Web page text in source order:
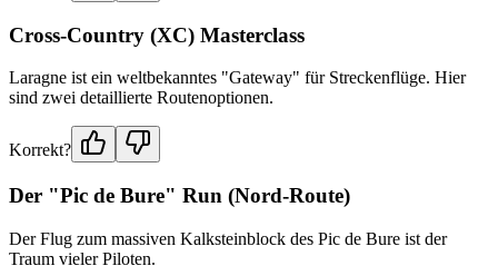
Cross-Country (XC) Masterclass
Laragne ist ein weltbekanntes "Gateway" für Streckenflüge. Hier
sind zwei detaillierte Routenoptionen.
Korrekt?
Der "Pic de Bure" Run (Nord-Route)
Der Flug zum massiven Kalksteinblock des Pic de Bure ist der
Traum vieler Piloten.